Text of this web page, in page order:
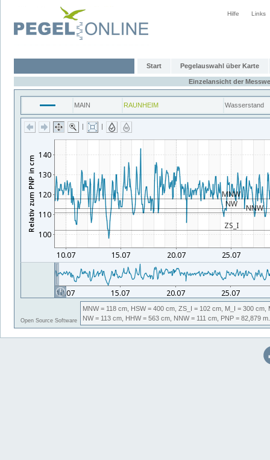
Hilfe Links
Start Pegelauswahl über Karte
Einzelansicht der
MAIN RAUNHEIM Wasserstand
| |
Open Source Software
MNW= 118 cm, HSW= 400 cm, ZS_I = 102 cm, M_I = 300 cm,
NW= 113 cm, HHW= 563 cm, NNW= 111 cm, PNP = 82,879